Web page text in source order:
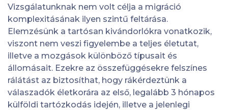
Vizsgálatunknak nem volt célja a migráció
komplexitásának ilyen szintű feltárása.
Elemzésünk a tartósan kivándorlókra vonatkozik,
viszont nem veszi figyelembe a teljes életutat,
illetve a mozgások különböző típusait és
állomásait. Ezekre az összefüggésekre felszínes
rálátást az biztosíthat, hogy rákérdeztünk a
válaszadók életkorára az első, legalább 3 hónapos
külföldi tartózkodás idején, illetve a jelenlegi